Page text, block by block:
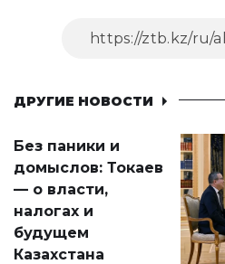
ДРУГИЕ НОВОСТИ
Без паники и
домыслов: Токаев
— о власти,
налогах и
будущем
Казахстана